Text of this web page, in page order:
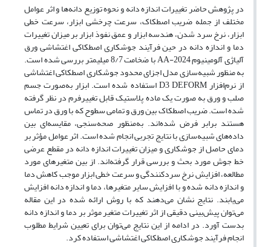
در پژوهش حاضر تغییرات اندازه دانه و نحوه توزیع دانه‌ها و اثر عوامل
مختلف از جمله ضریب اصطکاک، سرعت چرخشی ابزار، سرعت خطی
ابزار، نرخ سرد شدن، هندسه ابزار و عمق نفوذ ابزار بر میزان تغییرات
دما و اندازه دانه در حین فرآیند جوشکاری اصطکاکی اغتشاشی ورق
آلیاژی آلومینیوم 2024-AA با ضخامت 8/7 میلیمتر بررسی شده است.
به منظور شبیه‌سازی مدل اجزای محدود جوشکاری اصطکاکی اغتشاشی
از نرم‌افزار D3 DEFORM استفاده شده است. ابزار به‌صورت جسم
صلب و ورق به ‌صورت یک ماده پلاستیک قابل تغییرفرم در نظر گرفته
شده است. ضریب اصطکاک بین ورق و تمامی سطوح که با ورق در تماس
هستند برابر فرض شده‌اند. به‌منظور صحه‌سنجی، مقایسه‌ای بین
داده‌های شبیه‌سازی با نتایج تجربی انجام شده است. اثر عوامل مؤثر بر
دمای حاصل از جوشکاری و میزان تغییرات اندازه دانه در مقطع عرضی
خط جوش مورد بحث و بررسی قرار گرفته‌اند. از بین متغیرهای مورد
مطالعه، افزایش نرخ سردکنندگی و سرعت خطی ابزار موجب کاهش دما
و اندازه دانه شده و با افزایش سایر متغیرها، دما و اندازه دانه افزایش
می‌یابند. نتایج نشان می‌دهند که با روش ارائه شده در این مقاله
می‌توان پیش‌بینی دقیقی از اثر تغییرات متغیر موثر بر دما و اندازه دانه
بدست آورد. در ادامه از این نتایج می‌توان برای تعیین شرایط مطلوب
انجام فرآیند جوشکاری اصطکاکی اغتشاشی استفاده کرد.